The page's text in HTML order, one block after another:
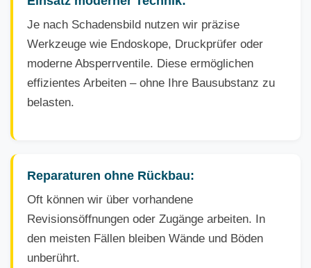
Je nach Schadensbild nutzen wir präzise
Werkzeuge wie Endoskope, Druckprüfer oder
moderne Absperrventile. Diese ermöglichen
effizientes Arbeiten – ohne Ihre Bausubstanz zu
belasten.
Reparaturen ohne Rückbau:
Oft können wir über vorhandene
Revisionsöffnungen oder Zugänge arbeiten. In
den meisten Fällen bleiben Wände und Böden
unberührt.